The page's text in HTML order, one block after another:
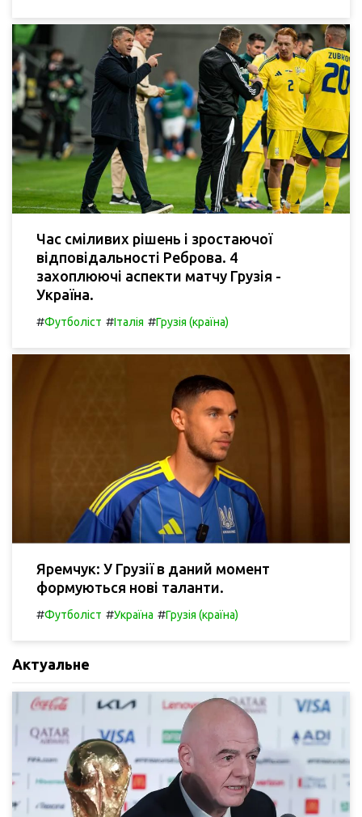
Час сміливих рішень і зростаючої
відповідальності Реброва. 4
захоплюючі аспекти матчу Грузія -
Україна.
#Футболіст #Італія #Грузія (країна)
Яремчук: У Грузії в даний момент
формуються нові таланти.
#Футболіст #Україна #Грузія (країна)
Актуальне